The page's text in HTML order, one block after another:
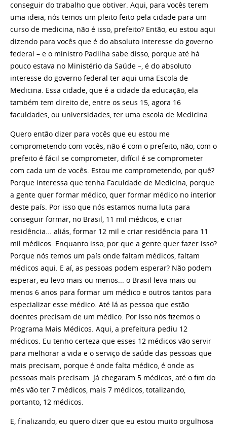
conseguir do trabalho que obtiver. Aqui, para vocês terem
uma ideia, nós temos um pleito feito pela cidade para um
curso de medicina, não é isso, prefeito? Então, eu estou aqui
dizendo para vocês que é do absoluto interesse do governo
federal – e o ministro Padilha sabe disso, porque até há
pouco estava no Ministério da Saúde –, é do absoluto
interesse do governo federal ter aqui uma Escola de
Medicina. Essa cidade, que é a cidade da educação, ela
também tem direito de, entre os seus 15, agora 16
faculdades, ou universidades, ter uma escola de Medicina.
Quero então dizer para vocês que eu estou me
comprometendo com vocês, não é com o prefeito, não, com o
prefeito é fácil se comprometer, difícil é se comprometer
com cada um de vocês. Estou me comprometendo, por quê?
Porque interessa que tenha Faculdade de Medicina, porque
a gente quer formar médico, quer formar médico no interior
deste país. Por isso que nós estamos numa luta para
conseguir formar, no Brasil, 11 mil médicos, e criar
residência... aliás, formar 12 mil e criar residência para 11
mil médicos. Enquanto isso, por que a gente quer fazer isso?
Porque nós temos um país onde faltam médicos, faltam
médicos aqui. E aí, as pessoas podem esperar? Não podem
esperar, eu levo mais ou menos... o Brasil leva mais ou
menos 6 anos para formar um médico e outros tantos para
especializar esse médico. Até lá as pessoa que estão
doentes precisam de um médico. Por isso nós fizemos o
Programa Mais Médicos. Aqui, a prefeitura pediu 12
médicos. Eu tenho certeza que esses 12 médicos vão servir
para melhorar a vida e o serviço de saúde das pessoas que
mais precisam, porque é onde falta médico, é onde as
pessoas mais precisam. Já chegaram 5 médicos, até o fim do
mês vão ter 7 médicos, mais 7 médicos, totalizando,
portanto, 12 médicos.
E, finalizando, eu quero dizer que eu estou muito orgulhosa